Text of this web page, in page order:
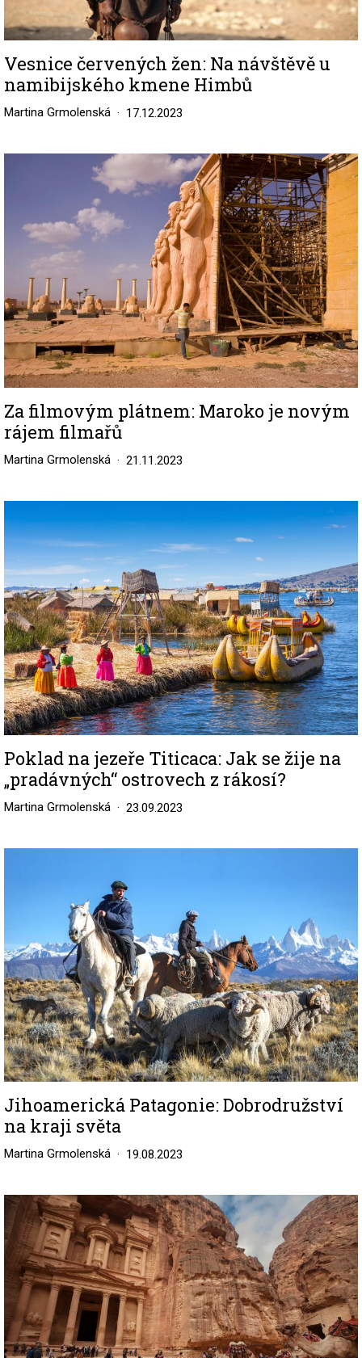
Vesnice červených žen: Na návštěvě u
namibijského kmene Himbů
Martina Grmolenská 17.12.2023
Za filmovým plátnem: Maroko je novým
rájem filmařů
Martina Grmolenská 21.11.2023
Poklad na jezeře Titicaca: Jak se žije na
„pradávných“ ostrovech z rákosí?
Martina Grmolenská 23.09.2023
Jihoamerická Patagonie: Dobrodružství
na kraji světa
Martina Grmolenská 19.08.2023
Image